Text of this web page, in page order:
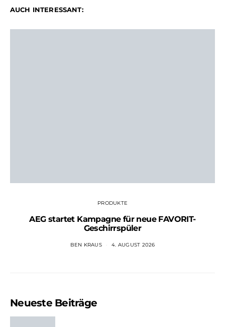
AUCH INTERESSANT:
PRODUKTE
AEG startet Kampagne für neue FAVORIT-
Geschirrspüler
BEN KRAUS 4. AUGUST 2026
Neueste Beiträge